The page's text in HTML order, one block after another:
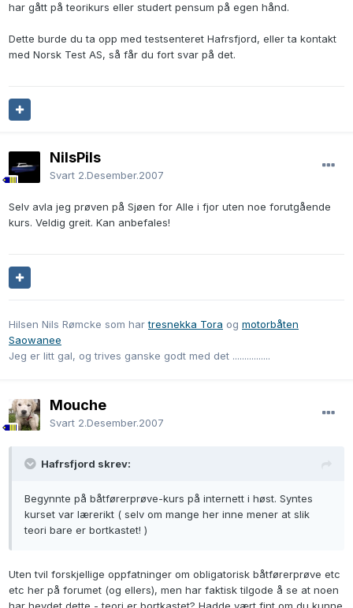
har gått på teorikurs eller studert pensum på egen hånd.
Dette burde du ta opp med testsenteret Hafrsfjord, eller ta kontakt
med Norsk Test AS, så får du fort svar på det.
NilsPils
Svart 2.Desember.2007
Selv avla jeg prøven på Sjøen for Alle i fjor uten noe forutgående
kurs. Veldig greit. Kan anbefales!
Hilsen Nils Rømcke som hartresnekka Tora og motorbåten
Saowanee
Jeg er litt gal, og trives ganske godt med det ................
Mouche
Svart 2.Desember.2007
Hafrsfjord skrev:
Begynnte på båtførerprøve-kurs på internett i høst. Syntes
kurset var lærerikt ( selv om mange her inne mener at slik
teori bare er bortkastet! )
Uten tvil forskjellige oppfatninger om obligatorisk båtførerprøve etc
etc her på forumet (og ellers), men har faktisk tilgode å se at noen